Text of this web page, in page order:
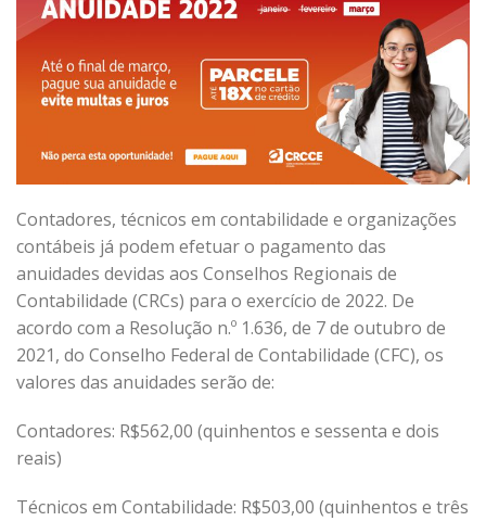
Contadores, técnicos em contabilidade e organizações
contábeis já podem efetuar o pagamento das
anuidades devidas aos Conselhos Regionais de
Contabilidade (CRCs) para o exercício de 2022. De
acordo com a Resolução n.º 1.636, de 7 de outubro de
2021, do Conselho Federal de Contabilidade (CFC), os
valores das anuidades serão de:
Contadores: R$562,00 (quinhentos e sessenta e dois
reais)
Técnicos em Contabilidade: R$503,00 (quinhentos e três